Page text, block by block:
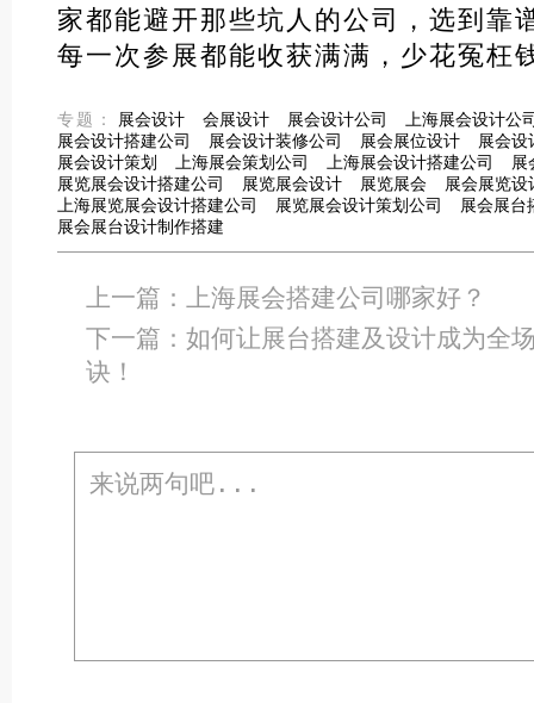
家都能避开那些坑人的公司，选到靠
每一次参展都能收获满满，少花冤枉
专题： 展会设计 会展设计 展会设计公司
上海展会设计公
展会设计搭建公司
展会设计装修公司 展会展位设计
展会设
展会设计策划
上海展会策划公司 上海展会设计搭建公司
展
展览展会设计搭建公司
展览展会设计 展览展会
展会展览设
上海展览展会设计搭建公司
展览展会设计策划公司
展会展台
展会展台设计制作搭建
上一篇：
上海展会搭建公司哪家好？
下一篇：如何让展台搭建及设计成为全
诀！